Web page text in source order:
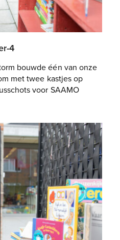
4
bouwde één van onze
met twee kastjes op
voor SAAMO